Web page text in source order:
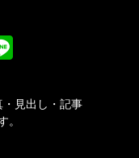
見出し・記事
。